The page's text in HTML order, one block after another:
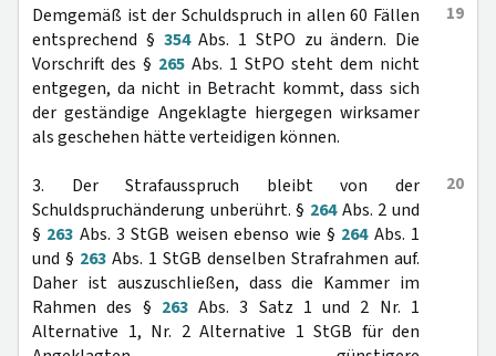
19
Demgemäß ist der Schuldspruch in allen 60 Fällen
entsprechend § 354Abs. 1 StPO zu ändern. Die
Vorschrift des § 265 Abs. 1 StPO steht dem nicht
entgegen, da nicht in Betracht kommt, dass sich
der geständige Angeklagte hiergegen wirksamer
als geschehen hätte verteidigen können.
20
3. Der Strafausspruch bleibt von der
Schuldspruchänderung unberührt. § 264Abs. 2 und
§ 263 Abs. 3 StGB weisen ebenso wie § 264Abs. 1
und § 263 Abs. 1 StGB denselben Strafrahmen auf.
Daher ist auszuschließen, dass die Kammer im
Rahmen des § 263Abs. 3 Satz 1 und 2 Nr. 1
Alternative 1, Nr. 2 Alternative 1 StGB für den